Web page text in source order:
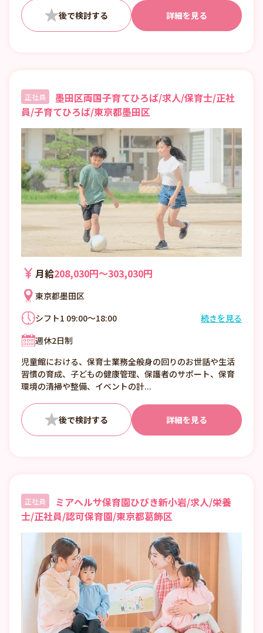
詳細を見る
正社員
墨田区両国子育てひろば/求人/保育士/正社
員/子育てひろば/東京都墨田区
月給208,030円〜303,030円
東京都墨田区
シフト1 09:00～18:00
続きを見る
週休2日制
児童館における、保育士業務全般身の回りのお世話や生活
習慣の育成、子どもの健康管理、保護者のサポート、保育
環境の清掃や整備、イベントの計...
詳細を見る
正社員
ミアヘルサ保育園ひびき新小岩/求人/栄養
士/正社員/認可保育園/東京都葛飾区